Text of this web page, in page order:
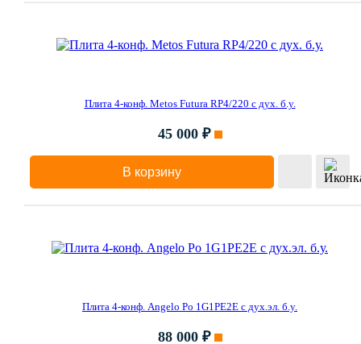
Плита 4-конф. Metos Futura RP4/220 c дух. б.у.
45 000 ₽
В корзину
Плита 4-конф. Angelo Po 1G1PE2E с дух.эл. б.у.
88 000 ₽